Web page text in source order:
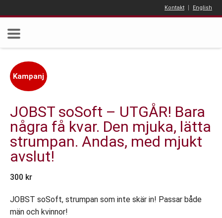
Kontakt English
Kampanj
JOBST soSoft – UTGÅR! Bara
några få kvar. Den mjuka, lätta
strumpan. Andas, med mjukt
avslut!
300 kr
JOBST soSoft, strumpan som inte skär in! Passar både
män och kvinnor!